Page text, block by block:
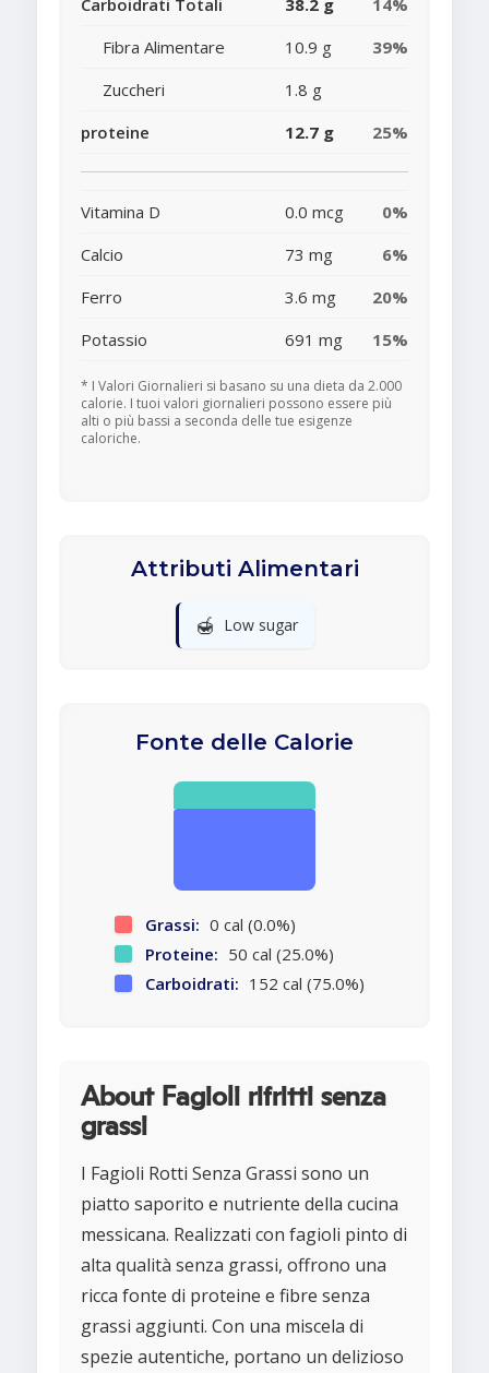
Carboidrati Totali 38.2 g
14%
Fibra Alimentare
10.9 g
39%
Zuccheri
1.8 g
proteine
12.7 g 25%
Vitamina D 0.0 mcg
0%
Calcio
73 mg
6%
Ferro
3.6 mg
20%
Potassio
691 mg 15%
* I Valori Giornalieri si basano su una dieta da 2.000
calorie. I tuoi valori giornalieri possono essere più
alti o più bassi a seconda delle tue esigenze
caloriche.
Attributi Alimentari
🍯 Low sugar
Fonte delle Calorie
Grassi: 0 cal (0.0%)
Proteine: 50 cal (25.0%)
Carboidrati: 152 cal (75.0%)
About Fagioli rifritti senza
grassi
I Fagioli Rotti Senza Grassi sono un
piatto saporito e nutriente della cucina
messicana. Realizzati con fagioli pinto di
alta qualità senza grassi, offrono una
ricca fonte di proteine e fibre senza
grassi aggiunti. Con una miscela di
spezie autentiche, portano un delizioso